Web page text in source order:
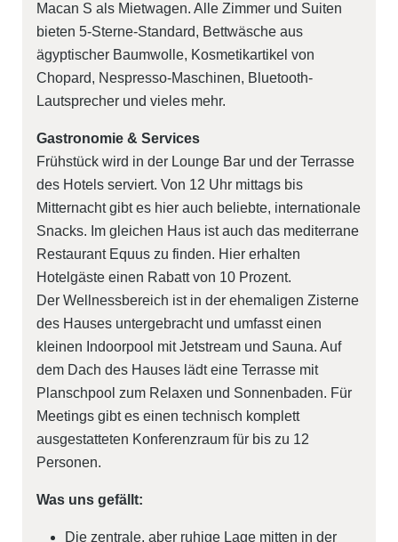
Macan S als Mietwagen. Alle Zimmer und Suiten
bieten 5-Sterne-Standard, Bettwäsche aus
ägyptischer Baumwolle, Kosmetikartikel von
Chopard, Nespresso-Maschinen, Bluetooth-
Lautsprecher und vieles mehr.
Gastronomie & Services
Frühstück wird in der Lounge Bar und der Terrasse
des Hotels serviert. Von 12 Uhr mittags bis
Mitternacht gibt es hier auch beliebte, internationale
Snacks. Im gleichen Haus ist auch das mediterrane
Restaurant Equus zu finden. Hier erhalten
Hotelgäste einen Rabatt von 10 Prozent.
Der Wellnessbereich ist in der ehemaligen Zisterne
des Hauses untergebracht und umfasst einen
kleinen Indoorpool mit Jetstream und Sauna. Auf
dem Dach des Hauses lädt eine Terrasse mit
Planschpool zum Relaxen und Sonnenbaden. Für
Meetings gibt es einen technisch komplett
ausgestatteten Konferenzraum für bis zu 12
Personen.
Was uns gefällt:
Die zentrale, aber ruhige Lage mitten in der